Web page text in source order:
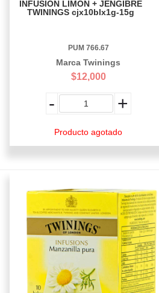
INFUSION LIMÓN + JENGIBRE
TWININGS cjx10blx1g-15g
PUM 766.67
Marca Twinings
$12,000
- +
Producto agotado